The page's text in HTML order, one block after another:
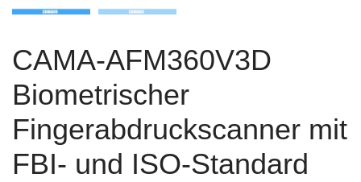
CAMA-AFM360V3D
Biometrischer
Fingerabdruckscanner mit
FBI- und ISO-Standard